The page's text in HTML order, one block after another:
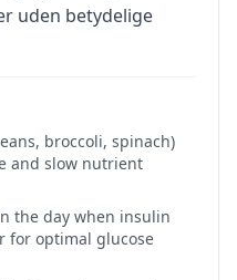
uden betydelige
broccoli, spinach)
and slow nutrient
the day when insulin
for optimal glucose